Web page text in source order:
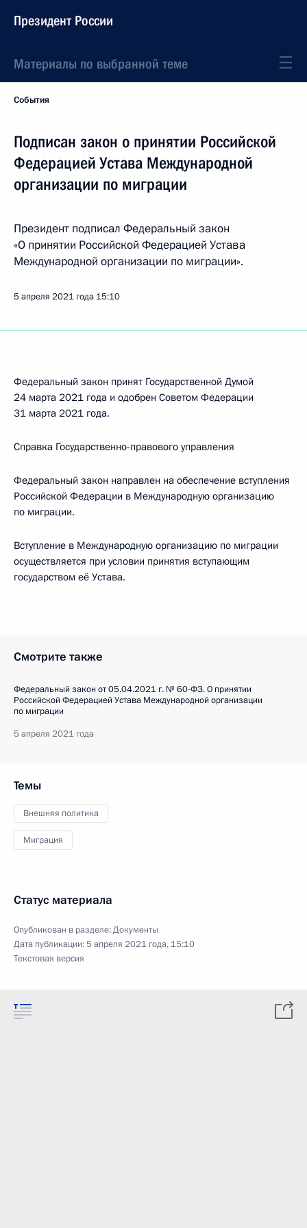
Президент России
Материалы по выбранной теме
События
Подписан закон о принятии Российской
Федерацией Устава Международной
организации по миграции
Президент подписал Федеральный закон
«О принятии Российской Федерацией Устава
Международной организации по миграции».
5 апреля 2021 года 15:10
Федеральный закон принят Государственной Думой
24 марта 2021 года и одобрен Советом Федерации
31 марта 2021 года.
Справка Государственно-правового управления
Федеральный закон направлен на обеспечение вступления
Российской Федерации в Международную организацию
по миграции.
Вступление в Международную организацию по миграции
осуществляется при условии принятия вступающим
государством её Устава.
Смотрите также
Федеральный закон от 05.04.2021 г. № 60-ФЗ. О принятии
Российской Федерацией Устава Международной организации
по миграции
5 апреля 2021 года
Темы
Внешняя политика
Миграция
Статус материала
Опубликован в разделе:Документы
Дата публикации:5 апреля 2021 года, 15:10
Текстовая версия